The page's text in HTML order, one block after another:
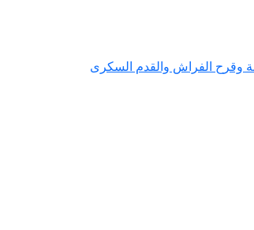
وقرح الفراش والقدم السكرى